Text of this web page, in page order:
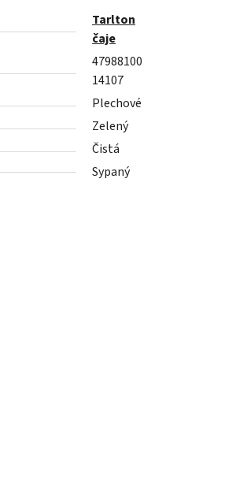
Tarlton
čaje
47988100
14107
Plechové
Zelený
Čistá
Sypaný